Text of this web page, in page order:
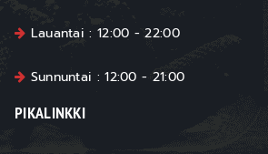
Lauantai : 12:00 - 22:00
Sunnuntai : 12:00 - 21:00
PIKALINKKI